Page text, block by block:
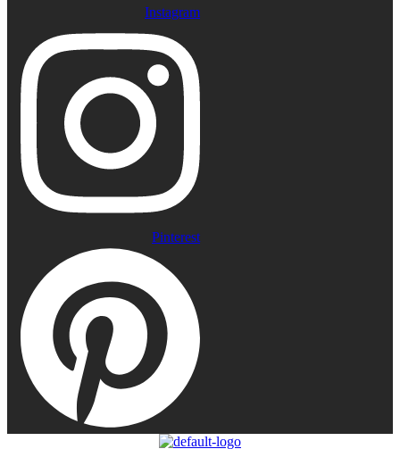
Instagram
Pinterest